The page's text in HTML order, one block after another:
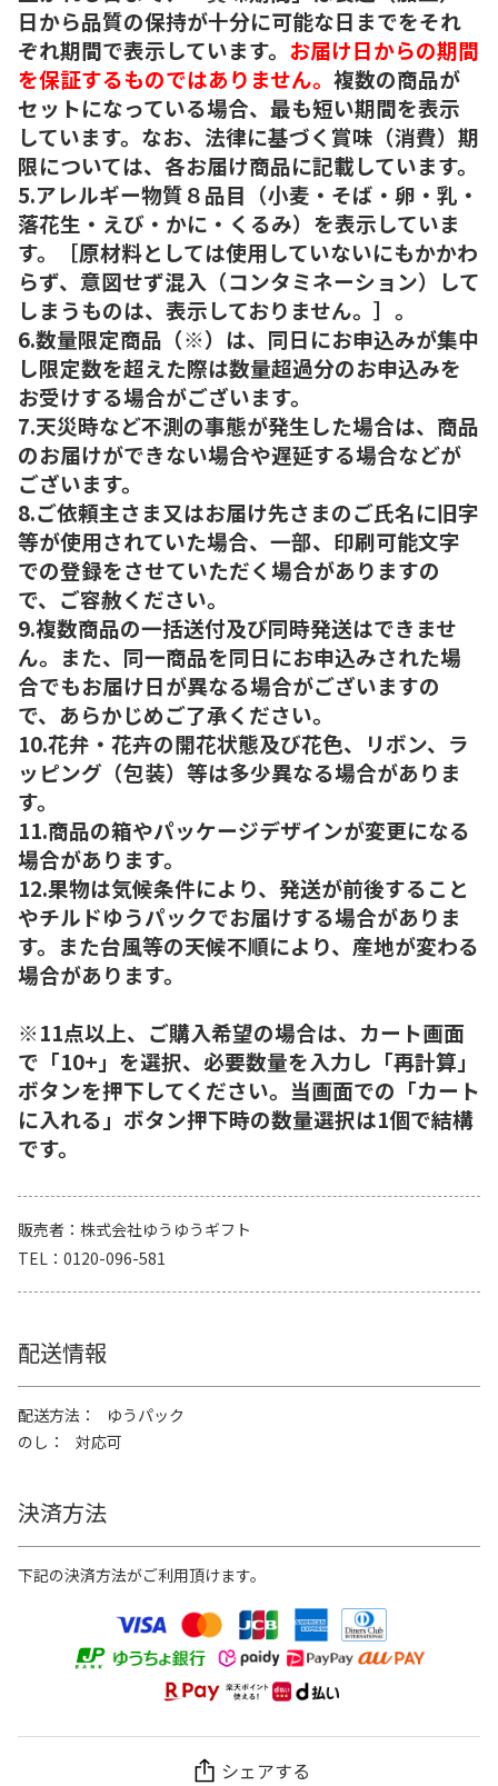
日から品質の保持が十分に可能な日までをそれ
ぞれ期間で表示しています。 お届け日からの期間
を保証するものではありません。 複数の商品が
セットになっている場合、最も短い期間を表示
しています。なお、法律に基づく賞味（消費）期
限については、各お届け商品に記載しています。
5.アレルギー物質８品目（小麦・そば・卵・乳・
落花生・えび・かに・くるみ）を表示していま
す。［原材料としては使用していないにもかかわ
らず、意図せず混入（コンタミネーション）して
しまうものは、表示しておりません。］。
6.数量限定商品（※）は、同日にお申込みが集中
し限定数を超えた際は数量超過分のお申込みを
お受けする場合がございます。
7.天災時など不測の事態が発生した場合は、商品
のお届けができない場合や遅延する場合などが
ございます。
8.ご依頼主さま又はお届け先さまのご氏名に旧字
等が使用されていた場合、一部、印刷可能文字
での登録をさせていただく場合がありますの
で、ご容赦ください。
9.複数商品の一括送付及び同時発送はできませ
ん。また、同一商品を同日にお申込みされた場
合でもお届け日が異なる場合がございますの
で、あらかじめご了承ください。
10.花弁・花卉の開花状態及び花色、リボン、ラ
ッピング（包装）等は多少異なる場合がありま
す。
11.商品の箱やパッケージデザインが変更になる
場合があります。
12.果物は気候条件により、発送が前後すること
やチルドゆうパックでお届けする場合がありま
す。また台風等の天候不順により、産地が変わる
場合があります。
※11点以上、ご購入希望の場合は、カート画面
で「10+」を選択、必要数量を入力し「再計算」
ボタンを押下してください。当画面での「カート
に入れる」ボタン押下時の数量選択は1個で結構
です。
販売者
株式会社ゆうゆうギフト
TEL
0120-096-581
配送情報
配送方法
ゆうパック
のし
対応可
決済方法
下記の決済方法がご利用頂けます。
シェアする